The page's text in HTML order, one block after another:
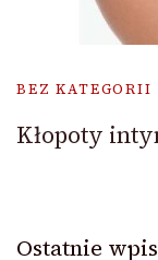
BEZ KATEGORII
Kłopoty
Ostatnie